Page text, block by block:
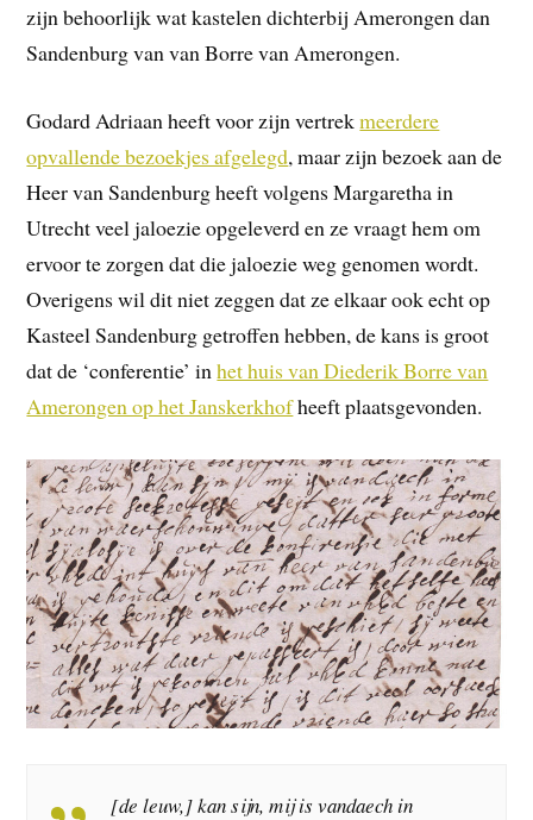
zijn behoorlijk wat kastelen dichterbij Amerongen dan
Sandenburg van van Borre van Amerongen.
Godard Adriaan heeft voor zijn vertrekmeerdere
opvallende bezoekjes afgelegd, maar zijn bezoek aan de
Heer van Sandenburg heeft volgens Margaretha in
Utrecht veel jaloezie opgeleverd en ze vraagt hem om
ervoor te zorgen dat die jaloezie weg genomen wordt.
Overigens wil dit niet zeggen dat ze elkaar ook echt op
Kasteel Sandenburg getroffen hebben, de kans is groot
dat de ‘conferentie’ inhet huis van Diederik Borre van
Amerongen op het Janskerkhofheeft plaatsgevonden.
[de leuw,] kan sijn, mij is vandaech in